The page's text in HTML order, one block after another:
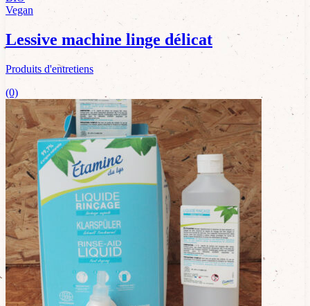
Vegan
Lessive machine linge délicat
Produits d'entretiens
(0)